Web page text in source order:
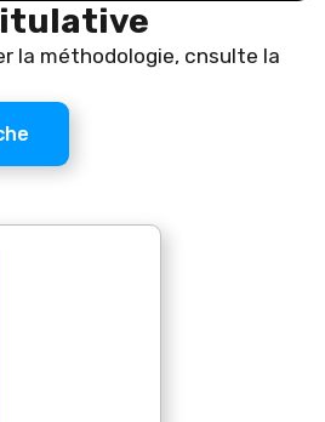
la méthodologie, cnsulte la